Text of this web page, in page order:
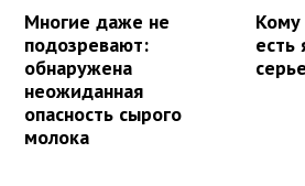
Многие даже не
подозревают:
обнаружена
неожиданная
опасность сырого
молока
Кому
есть